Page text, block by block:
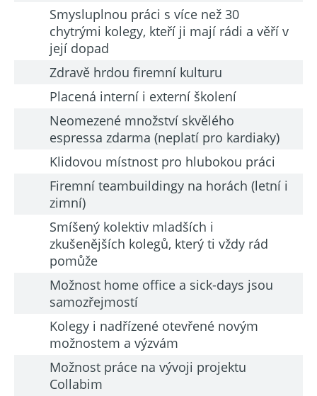
Smysluplnou práci s více než 30
chytrými kolegy, kteří ji mají rádi a věří v
její dopad
Zdravě hrdou firemní kulturu
Placená interní i externí školení
Neomezené množství skvělého
espressa zdarma (neplatí pro kardiaky)
Klidovou místnost pro hlubokou práci
Firemní teambuildingy na horách (letní i
zimní)
Smíšený kolektiv mladších i
zkušenějších kolegů, který ti vždy rád
pomůže
Možnost home office a sick-days jsou
samozřejmostí
Kolegy i nadřízené otevřené novým
možnostem a výzvám
Možnost práce na vývoji projektu
Collabim